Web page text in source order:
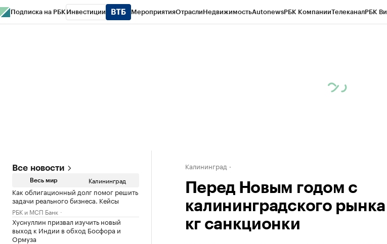
Подписка на РБК Инвестиции МероприятияОтраслиНедвижимостьAutonewsРБК КомпанииТелеканалРБК
Все новости
Весь мир Калининград
Как облигационный долг помог решить
задачи реального бизнеса. Кейсы
РБК и МСП Банк
Хуснуллин призвал изучить новый
выход к Индии в обход Босфора и
Ормуза
Калининград
Перед Новым годом с
калининградского
кг санкционки